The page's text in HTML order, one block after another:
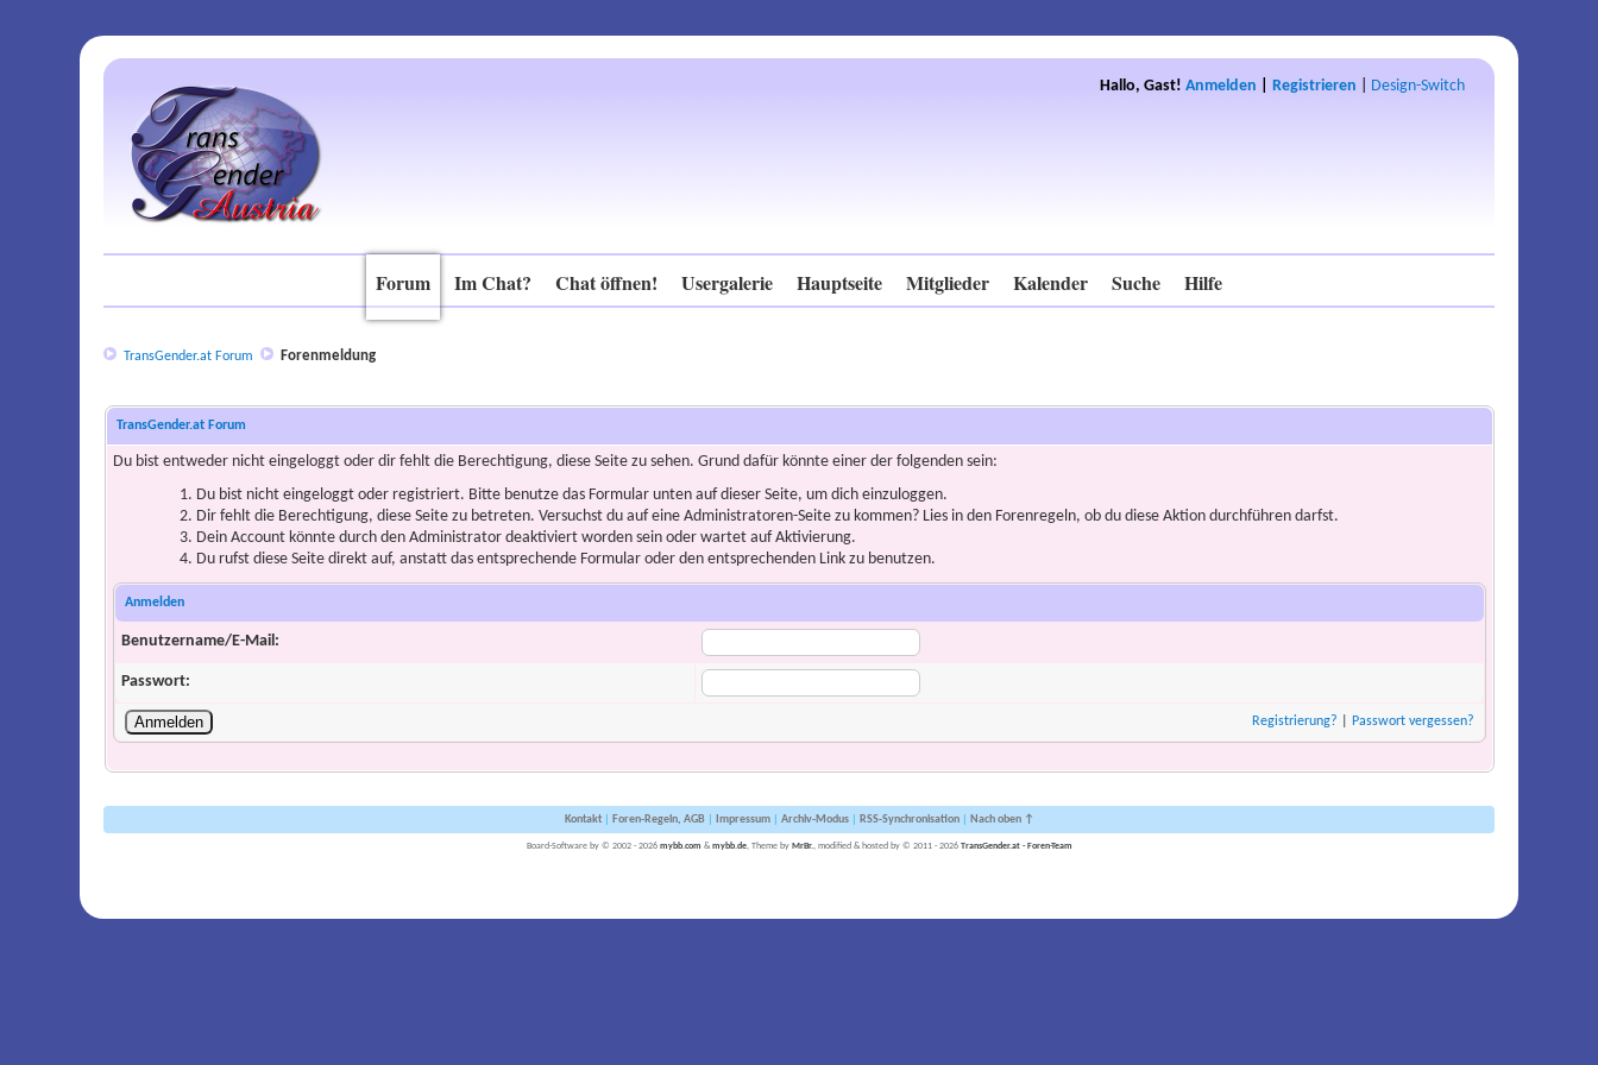
Hallo, Gast! Anmelden Registrieren Design-Switch
Forum Im Chat? Chat öffnen! Usergalerie Hauptseite Mitglieder Kalender Suche Hilfe
TransGender.at Forum Forenmeldung
TransGender.at Forum
Du bist entweder nicht eingeloggt oder dir fehlt die Berechtigung, diese Seite zu sehen. Grund dafür könnte einer der folgenden sein:
Du bist nicht eingeloggt oder registriert. Bitte benutze das Formular unten auf dieser Seite, um dich einzuloggen.
Dir fehlt die Berechtigung, diese Seite zu betreten. Versuchst du auf eine Administratoren-Seite zu kommen? Lies in den Forenregeln, ob du diese Aktion durchführen darfst.
Dein Account könnte durch den Administrator deaktiviert worden sein oder wartet auf Aktivierung.
Du rufst diese Seite direkt auf, anstatt das entsprechende Formular oder den entsprechenden Link zu benutzen.
Anmelden
Benutzername/E-Mail:
Passwort:
Registrierung? Passwort vergessen?
Kontakt| Foren-Regeln, AGB| Impressum| Archiv-Modus| RSS-Synchronisation| Nach oben ↑
Board-Software by © 2002 - 2026 mybb.com & mybb.de, Theme by MrBr., modified & hosted by © 2011 - 2026 TransGender.at - Foren-Team